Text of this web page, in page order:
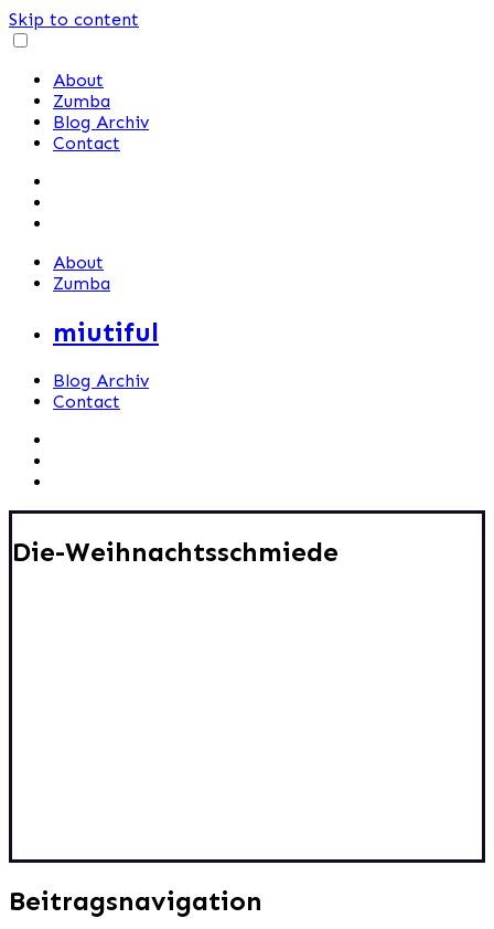
Skip to content
About
Zumba
Blog Archiv
Contact
About
Zumba
miutiful
Blog Archiv
Contact
Die-Weihnachtsschmiede
Beitragsnavigation